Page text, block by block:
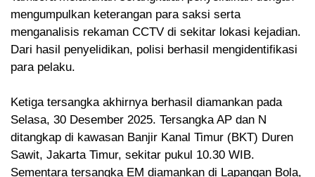
mengumpulkan keterangan para saksi serta
menganalisis rekaman CCTV di sekitar lokasi kejadian.
Dari hasil penyelidikan, polisi berhasil mengidentifikasi
para pelaku.
Ketiga tersangka akhirnya berhasil diamankan pada
Selasa, 30 Desember 2025. Tersangka AP dan N
ditangkap di kawasan Banjir Kanal Timur (BKT) Duren
Sawit, Jakarta Timur, sekitar pukul 10.30 WIB.
Sementara tersangka EM diamankan di Lapangan Bola,